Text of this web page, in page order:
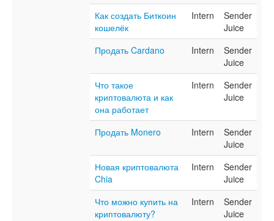
Как создать Биткоин
кошелёк
Intern
Sender
Juice
Продать Cardano
Intern
Sender
Juice
Что такое
криптовалюта и как
она работает
Intern
Sender
Juice
Продать Monero Intern
Sender
Juice
Новая криптовалюта
Chia
Intern
Sender
Juice
Что можно купить на
криптовалюту?
Intern
Sender
Juice